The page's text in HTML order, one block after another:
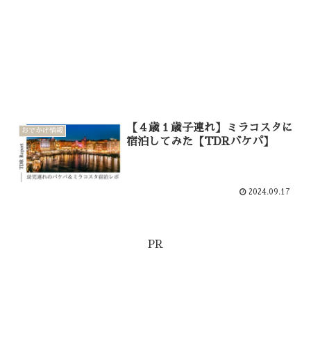
おでかけ情報
【４歳１歳子連れ】ミラコスタに
宿泊してみた【TDRバケパ】
2024.09.17
PR